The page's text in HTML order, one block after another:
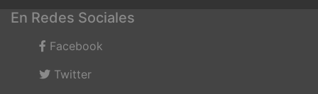
En Redes Sociales
Facebook
Twitter